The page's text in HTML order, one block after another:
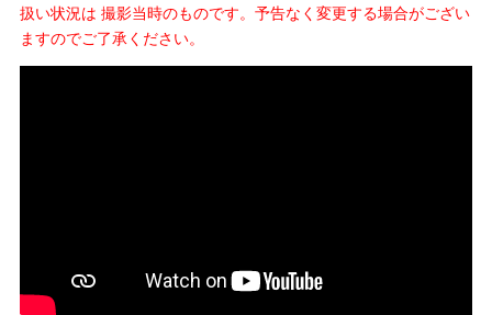
扱い状況は 撮影当時のものです。予告なく変更する場合がござい
ますのでご了承ください。